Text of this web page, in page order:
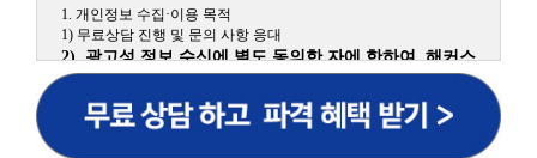
1. 개인정보 수집·이용 목적
1) 무료상담 진행 및 문의 사항 응대
2) 광고성 정보 수신에 별도 동의한 자에 한하여 해커스
원격평생교육원을 비롯한 해커스 교육그룹의 새로운 서
비스 신상품이나 이벤트, 최신 정보 안내 등 신청자의 취
향에 맞는 최적의 서비스를 제공하기 위함.